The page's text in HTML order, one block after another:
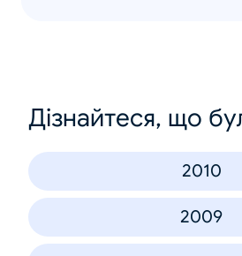
Дізнайтеся, що
2010
2009